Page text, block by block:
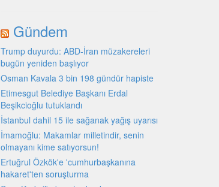
Gündem
Trump duyurdu: ABD-İran müzakereleri
bugün yeniden başlıyor
Osman Kavala 3 bin 198 gündür hapiste
Etimesgut Belediye Başkanı Erdal
Beşikcioğlu tutuklandı
İstanbul dahil 15 ile sağanak yağış uyarısı
İmamoğlu: Makamlar milletindir, senin
olmayanı kime satıyorsun!
Ertuğrul Özkök'e 'cumhurbaşkanına
hakaret'ten soruşturma